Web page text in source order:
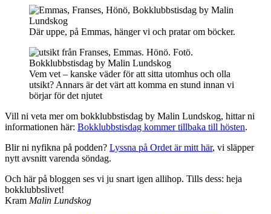
Där uppe, på Emmas, hänger vi och pratar om böcker.
Vem vet – kanske väder för att sitta utomhus och olla
utsikt? Annars är det värt att komma en stund innan vi
börjar för det njutet
Vill ni veta mer om bokklubbstisdag by Malin Lundskog, hittar ni
informationen här: Bokklubbstisdag kommer tillbaka till hösten.
Blir ni nyfikna på podden? Lyssna på Ordet är mitt här, vi släpper
nytt avsnitt varenda söndag.
Och här på bloggen ses vi ju snart igen allihop. Tills dess: heja
bokklubbslivet!
Kram Malin Lundskog